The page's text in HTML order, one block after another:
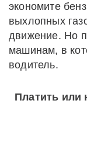
экономите
выхлопных
движение. Но
машинам, в
водитель.
Платить или